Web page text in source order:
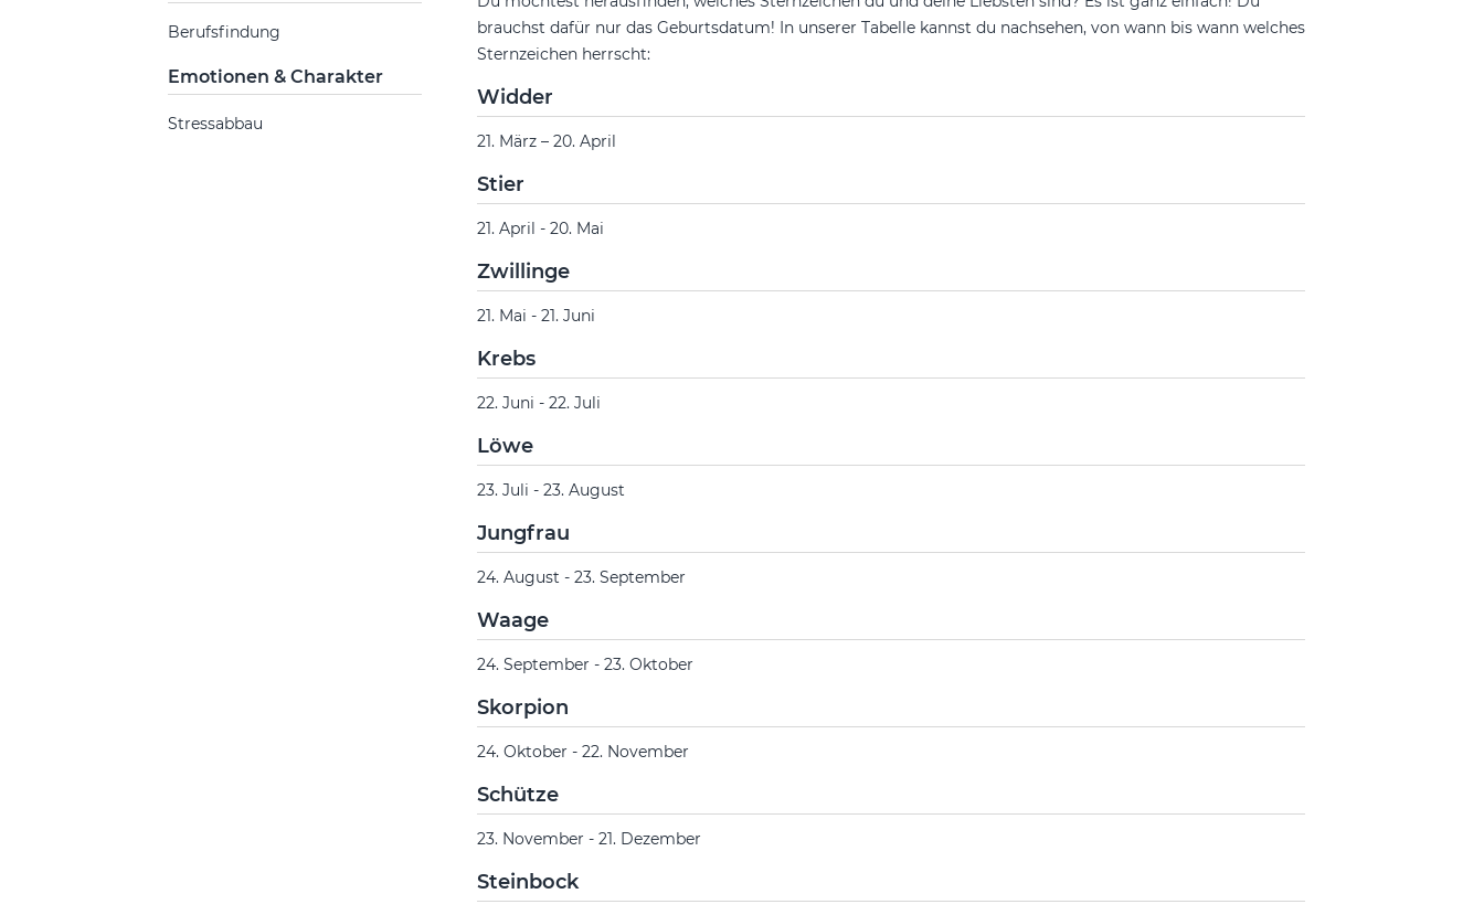
Berufsfindung
Emotionen & Charakter
Stressabbau
brauchst dafür nur das Geburtsdatum! In unserer Tabelle kannst du nachsehen, von wann bis wann welches
Sternzeichen herrscht:
Widder
21. März – 20. April
Stier
21. April - 20. Mai
Zwillinge
21. Mai - 21. Juni
Krebs
22. Juni - 22. Juli
Löwe
23. Juli - 23. August
Jungfrau
24. August - 23. September
Waage
24. September - 23. Oktober
Skorpion
24. Oktober - 22. November
Schütze
23. November - 21. Dezember
Steinbock